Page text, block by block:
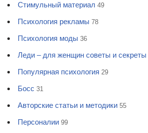
Стимульный материал 49
Психология рекламы 78
Психология моды 36
Леди – для женщин советы и секреты
Популярная психология 29
Босс 31
Авторские статьи и методики 55
Персоналии 99